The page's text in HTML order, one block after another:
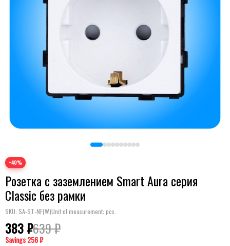
−40%
Розетка с заземлением Smart Aura серия
Classic без рамки
SKU: SA-ST-NF(W)Unit of measurement: pcs.
383 ₽639 ₽
Savings256 ₽